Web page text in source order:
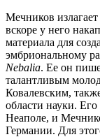
Мечников
вскоре у него
материала для
эмбриональному
Nebalia. Ее он
талантливым
Ковалевским,
области науки.
Неаполе, и
Германии. Для